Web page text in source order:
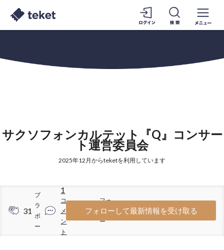
サクソフォンカルテット『Q』コンサー
ト運営委員会
2025年12月からteketを利用しています
31
ブ
ラ
ボ
ー
1
コ
メ
ン
ト
16
フォ
ロワ
ー
フォローして最新情報を受け取る